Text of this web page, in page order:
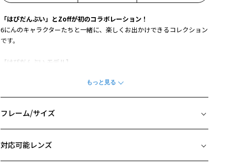
「はぴだんぶい」とZoffが初のコラボレーション！
6にんのキャラクターたちと一緒に、楽しくお出かけできるコレクション
です。
【はぴだんぶい モデル】
いスタンダードなウェリントンフレーム。
Zoff｜はぴだんぶい 特設ページはこちら
フレーム/サイズ
対応可能レンズ